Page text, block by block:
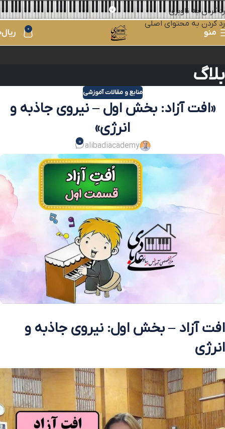
رد کردن به ناوبری
رد کردن به محتوای اصلی
منو
0 ریال
بلاگ
منابع و مقالات آموزشی
«افت آزاد: بخش اول – نیروی جاذبه و
انرژی»
alibadiacademy
0
افت آزاد – بخش اول: نیروی جاذبه و
انرژی